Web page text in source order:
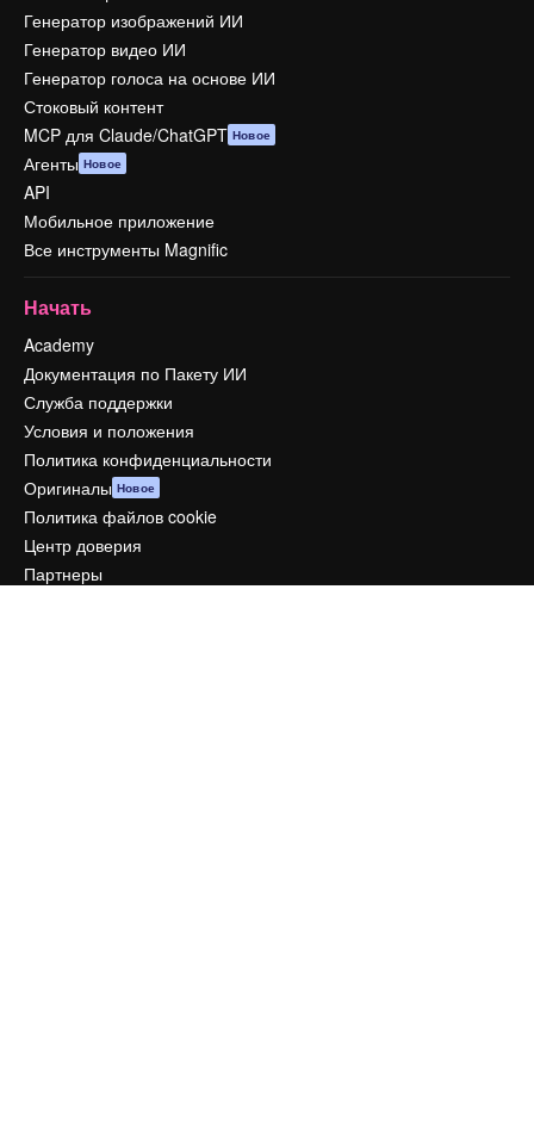
Генератор изображений ИИ
Генератор видео ИИ
Генератор голоса на основе ИИ
Стоковый контент
MCP для Claude/ChatGPT Новое
Агенты Новое
API
Мобильное приложение
Все инструменты Magnific
Начать
Academy
Документация по Пакету ИИ
Служба поддержки
Условия и положения
Политика конфиденциальности
Оригиналы Новое
Политика файлов cookie
Центр доверия
Партнеры